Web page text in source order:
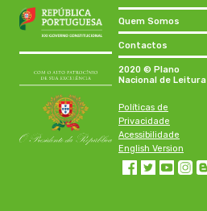
Quem Somos
Contactos
2020 © Plano
Nacional de Leitura
Políticas de
Privacidade
Acessibilidade
English Version